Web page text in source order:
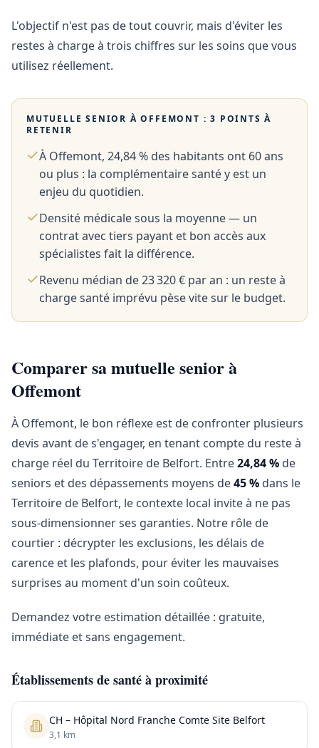
L'objectif n'est pas de tout couvrir, mais d'éviter les
restes à charge à trois chiffres sur les soins que vous
utilisez réellement.
MUTUELLE SENIOR ÀOFFEMONT : 3 POINTS À
RETENIR
À Offemont, 24,84 % des habitants ont 60 ans
ou plus : la complémentaire santé y est un
enjeu du quotidien.
Densité médicale sous la moyenne — un
contrat avec tiers payant et bon accès aux
spécialistes fait la différence.
Revenu médian de 23 320 € par an : un reste à
charge santé imprévu pèse vite sur le budget.
Comparer sa mutuelle senior à
Offemont
À Offemont, le bon réflexe est de confronter plusieurs
devis avant de s'engager, en tenant compte du reste à
charge réel du Territoire de Belfort. Entre24,84 % de
seniors et des dépassements moyens de45 % dans le
Territoire de Belfort, le contexte local invite à ne pas
sous-dimensionner ses garanties. Notre rôle de
courtier : décrypter les exclusions, les délais de
carence et les plafonds, pour éviter les mauvaises
surprises au moment d'un soin coûteux.
Demandez votre estimation détaillée : gratuite,
immédiate et sans engagement.
Établissements de santé à proximité
CH – Hôpital Nord Franche Comte Site Belfort
3,1 km